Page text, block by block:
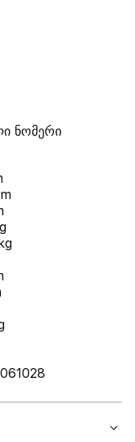
ნომერი